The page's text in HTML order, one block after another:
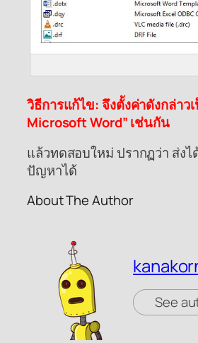
วิธีการแก้ไข: จึงตั้งค่าดังกล่าว
Microsoft Word” เช่นกัน
แล้วทดสอบใหม่ ปรากฏว่า ส่งไ
ปัญหาได้
About The Author
See